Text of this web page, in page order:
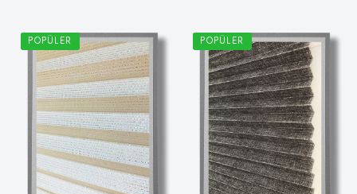
POPÜLER POPÜLER